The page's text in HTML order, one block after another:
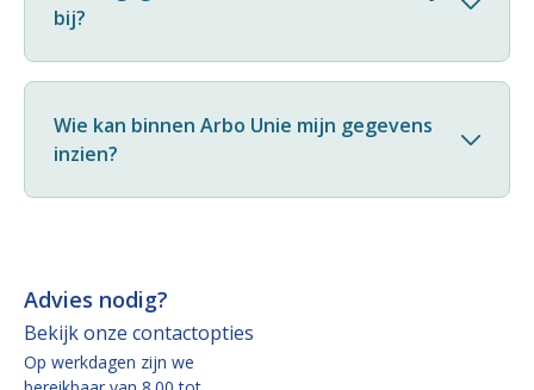
bij?
Wie kan binnen Arbo Unie mijn gegevens
inzien?
Advies nodig?
Bekijk onze contactopties
Op werkdagen zijn we